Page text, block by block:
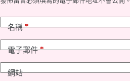
名稱*
電子郵件*
網站